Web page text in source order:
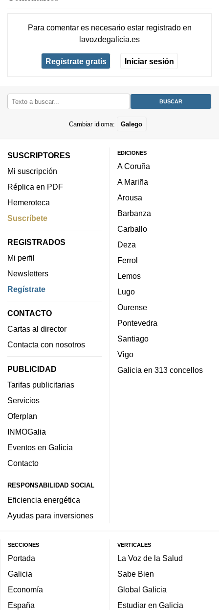
Para comentar es necesario estar registradoen
lavozdegalicia.es
Regístrate gratis Iniciar sesión
Cambiar idioma: Galego
SUSCRIPTORES
Mi suscripción
Réplica en PDF
Hemeroteca
Suscríbete
REGISTRADOS
Mi perfil
Newsletters
Regístrate
CONTACTO
Cartas al director
Contacta con nosotros
PUBLICIDAD
Tarifas publicitarias
Servicios
Oferplan
INMOGalia
Eventos en Galicia
Contacto
RESPONSABILIDAD SOCIAL
Eficiencia energética
Ayudas para inversiones
EDICIONES
A Coruña
A Mariña
Arousa
Barbanza
Carballo
Deza
Ferrol
Lemos
Lugo
Ourense
Pontevedra
Santiago
Vigo
Galicia en 313 concellos
SECCIONES
Portada
Galicia
Economía
España
VERTICALES
La Voz de la Salud
Sabe Bien
Global Galicia
Estudiar en Galicia